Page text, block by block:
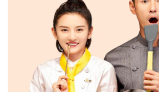
Рецензии
О нас
Авторы